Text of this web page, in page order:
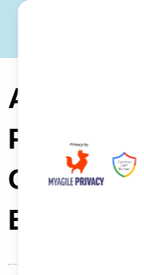
Azienda
Cosa
E Come